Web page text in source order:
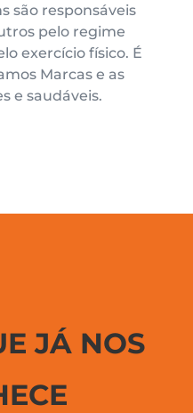
são responsáveis
pelo regime
exercício físico. É
Marcas e as
e saudáveis.
JÁ NOS